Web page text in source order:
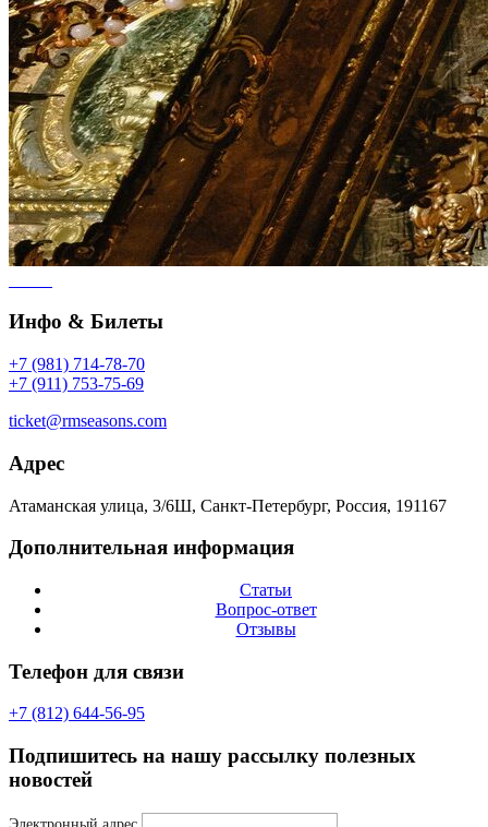
Инфо & Билеты
+7 (981) 714-78-70
+7 (911) 753-75-69
ticket@rmseasons.com
Адрес
Атаманская улица, 3/6Ш, Санкт-Петербург, Россия, 191167
Дополнительная информация
Статьи
Вопрос-ответ
Отзывы
Телефон для связи
+7 (812) 644-56-95
Подпишитесь на нашу рассылку полезных
новостей